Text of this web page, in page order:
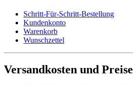
Schritt-Für-Schritt-Bestellung
Kundenkonto
Warenkorb
Wunschzettel
Versandkosten und Preise